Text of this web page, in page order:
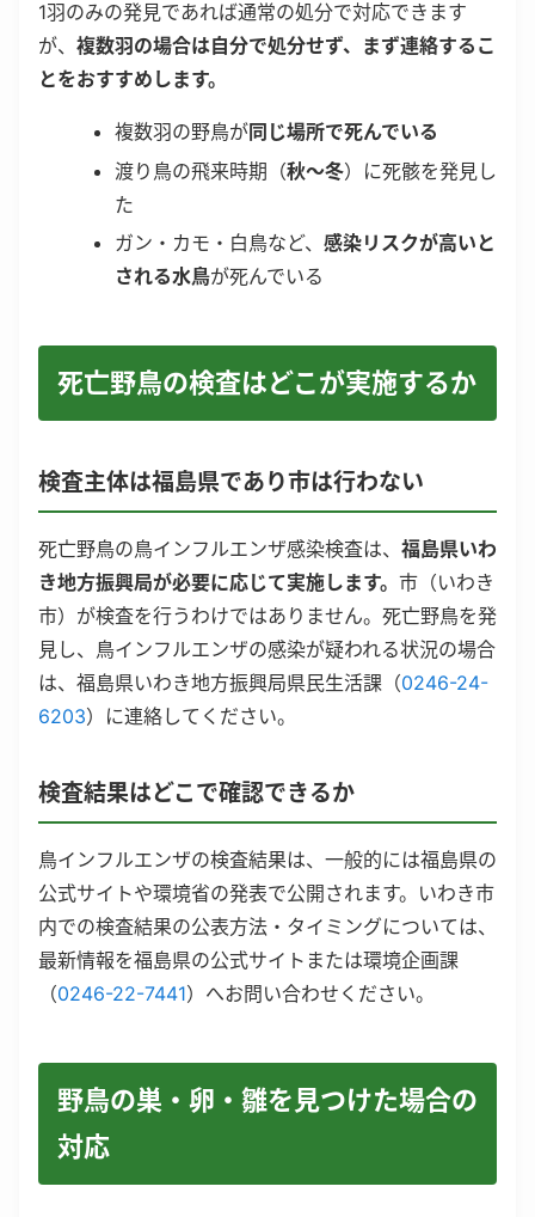
1羽のみの発見であれば通常の処分で対応できます
が、 複数羽の場合は自分で処分せず、まず連絡するこ
とをおすすめします。
複数羽の野鳥が同じ場所で死んでいる
渡り鳥の飛来時期（秋〜冬）に死骸を発見し
た
ガン・カモ・白鳥など、 感染リスクが高いと
される水鳥が死んでいる
死亡野鳥の検査はどこが実施するか
検査主体は福島県であり市は行わない
死亡野鳥の鳥インフルエンザ感染検査は、 福島県いわ
き地方振興局が必要に応じて実施します。 市（いわき
市）が検査を行うわけではありません。死亡野鳥を発
見し、鳥インフルエンザの感染が疑われる状況の場合
は、福島県いわき地方振興局県民生活課（0246-24-
6203）に連絡してください。
検査結果はどこで確認できるか
鳥インフルエンザの検査結果は、一般的には福島県の
公式サイトや環境省の発表で公開されます。いわき市
内での検査結果の公表方法・タイミングについては、
最新情報を福島県の公式サイトまたは環境企画課
（0246-22-7441）へお問い合わせください。
野鳥の巣・卵・雛を見つけた場合の
対応